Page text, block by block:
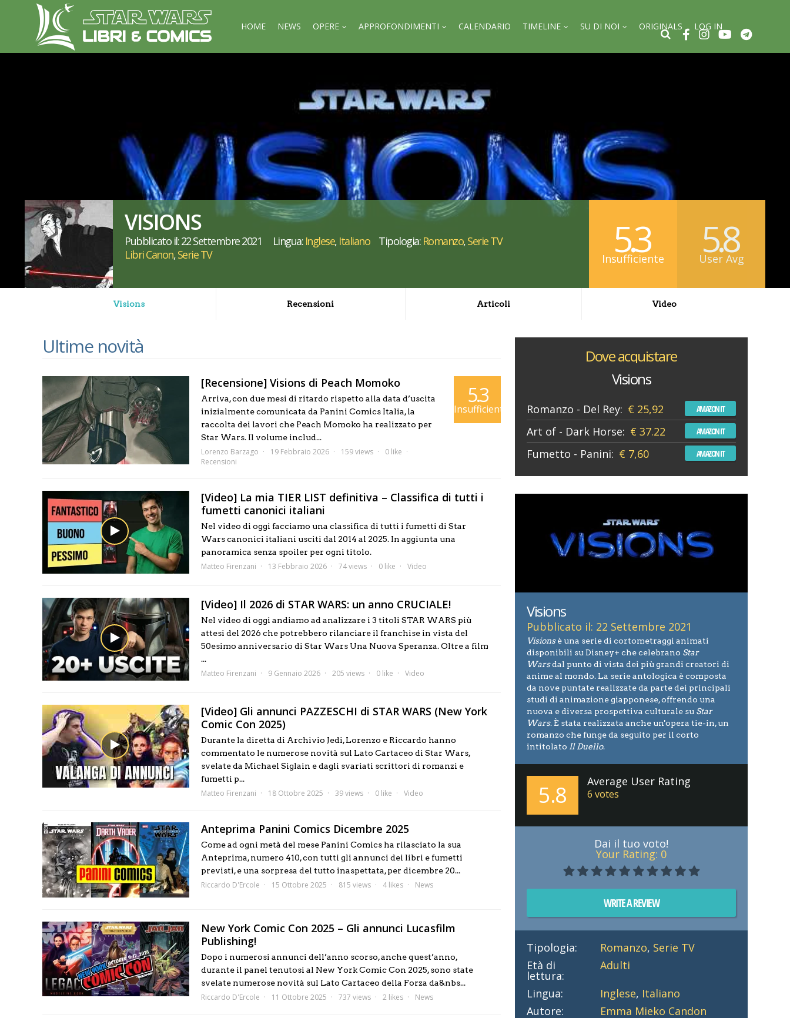
HOME NEWS OPERE APPROFONDIMENTI CALENDARIO TIMELINE SU DI NOI ORIGINALS LOG IN
VISIONS
Pubblicato il: 22 Settembre 2021 Lingua: Inglese, Italiano Tipologia: Romanzo,Serie TV
Libri Canon,Serie TV 5.3
Insufficiente 5.8
User Avg
Visions Recensioni Articoli Video
Ultime novità
[Recensione] Visions di Peach Momoko
Arriva, con due mesi di ritardo rispetto alla data d’uscita
inizialmente comunicata da Panini Comics Italia, la
raccolta dei lavori che Peach Momoko ha realizzato per
Star Wars. Il volume includ...
Lorenzo Barzago 19 Febbraio 2026 159 views
0 like
Recensioni
5.3
Insufficiente
[Video] La mia TIER LIST definitiva – Classifica di tutti i
fumetti canonici italiani
Nel video di oggi facciamo una classifica di tutti i fumetti di Star
Wars canonici italiani usciti dal 2014 al 2025. In aggiunta una
panoramica senza spoiler per ogni titolo.
Matteo Firenzani 13 Febbraio 2026 74 views 0 like Video
[Video] Il 2026 di STAR WARS: un anno CRUCIALE!
Nel video di oggi andiamo ad analizzare i 3 titoli STAR WARS più
attesi del 2026 che potrebbero rilanciare il franchise in vista del
50esimo anniversario di Star Wars Una Nuova Speranza. Oltre a film
...
Matteo Firenzani 9 Gennaio 2026 205 views 0 like Video
[Video] Gli annunci PAZZESCHI di STAR WARS (New York
Comic Con 2025)
Durante la diretta di Archivio Jedi, Lorenzo e Riccardo hanno
commentato le numerose novità sul Lato Cartaceo di Star Wars,
svelate da Michael Siglain e dagli svariati scrittori di romanzi e
fumetti p...
Matteo Firenzani 18 Ottobre 2025 39 views 0 like Video
Anteprima Panini Comics Dicembre 2025
Come ad ogni metà del mese Panini Comics ha rilasciato la sua
Anteprima, numero 410, con tutti gli annunci dei libri e fumetti
previsti, e una sorpresa del tutto inaspettata, per dicembre 20...
Riccardo D'Ercole 15 Ottobre 2025 815 views 4 likes News
New York Comic Con 2025 – Gli annunci Lucasfilm
Publishing!
Dopo i numerosi annunci dell’anno scorso, anche quest’anno,
durante il panel tenutosi al New York Comic Con 2025, sono state
svelate numerose novità sul Lato Cartaceo della Forza da&nbs...
Riccardo D'Ercole 11 Ottobre 2025 737 views 2 likes News
Dove acquistare
Visions
Romanzo - Del Rey: € 25,92 AMAZON IT
Art of - Dark Horse: € 37.22 AMAZON IT
Fumetto - Panini: € 7,60 AMAZON IT
Visions
Pubblicato il: 22 Settembre 2021
Visionsè una serie di cortometraggi animati
disponibili su Disney+ che celebrano Star
Warsdal punto di vista dei più grandi creatori di
anime al mondo. La serie antologica è composta
da nove puntate realizzate da parte dei principali
studi di animazione giapponese, offrendo una
nuova e diversa prospettiva culturale su Star
Wars. È stata realizzata anche un'opera tie-in, un
romanzo che funge da seguito per il corto
intitolato Il Duello.
5.8 Average User Rating
6 votes
Dai il tuo voto!
Your Rating: 0
WRITE A REVIEW
Tipologia: Romanzo, Serie TV
Età di
lettura:
Adulti
Lingua:
Inglese, Italiano
Autore:
Emma Mieko Candon